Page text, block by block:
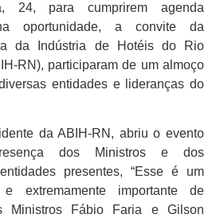
24, para cumprirem agenda
oportunidade, a convite da
da Indústria de Hotéis do Rio
RN), participaram de um almoço
entidades e lideranças do
da ABIH-RN, abriu o evento
dos Ministros e dos
presentes, “Esse é um
e extremamente importante de
Ministros Fábio Faria e Gilson